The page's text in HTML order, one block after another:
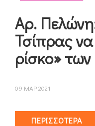
Αρ.
Τσίπρας
ρίσκο»
09 ΜΑΡ 2021
ΠΕΡΙΣΣΌΤΕΡΑ